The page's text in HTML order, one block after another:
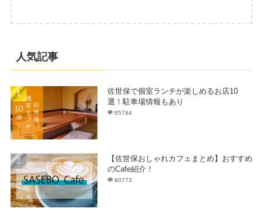
人気記事
佐世保で個室ランチが楽しめるお店10
選！駐車場情報もあり
85764
【佐世保おしゃれカフェまとめ】おすすめ
のCafe紹介！
80773